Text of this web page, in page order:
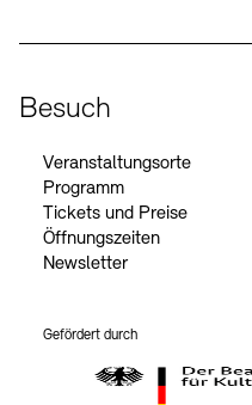
Besuch
Veranstaltungsorte
Programm
Tickets und Preise
Öffnungszeiten
Newsletter
Gefördert durch